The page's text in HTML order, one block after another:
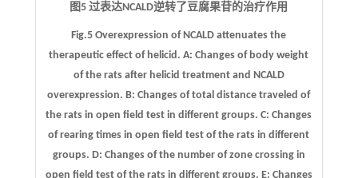
图5 过表达NCALD逆转了豆腐果苷的治疗作用
Fig.5 Overexpression of NCALD attenuates the
therapeutic effect of helicid.A: Changes of body weight
of the rats after helicid treatment and NCALD
overexpression.B: Changes of total distance traveled of
the rats in open field test in different groups.C: Changes
of rearing times in open field test of the rats in different
groups. D: Changes of the number of zone crossing in
open field test of the rats in different groups. E: Changes